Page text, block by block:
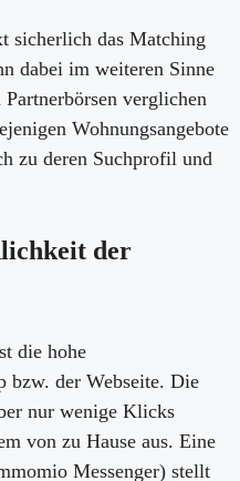
sicherlich das Matching
dabei im weiteren Sinne
verglichen
Wohnungsangebote
zu deren Suchprofil und
der
die hohe
bzw. der Webseite. Die
nur wenige Klicks
von zu Hause aus. Eine
Messenger) stellt